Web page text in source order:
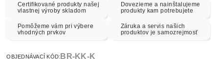
Certifikované produkty našej
vlastnej výroby skladom
Dovezieme a nainštalujeme
produkty kam potrebujete
Pomôžeme vám pri výbere
vhodných prvkov
Záruka a servis našich
produktov je samozrejmosť
OBJEDNÁVACÍ KÓD: BR-KK-K